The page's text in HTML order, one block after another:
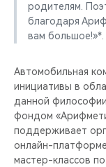
родителям.
благодаря
вам большое!»*.
Автомобильная
инициативы в
данной
фондом
поддерживает
онлайн-
мастер-классов